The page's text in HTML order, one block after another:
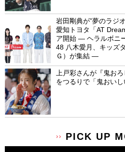
岩田剛典が”夢のラジ
愛知トヨタ「AT
ア開始 ― ヘラルボニ
48 八木愛月、キッズ
Ｇ）が集結 ―
上戸彩さんが『鬼お
をつるりで「鬼おいし
PICK UP